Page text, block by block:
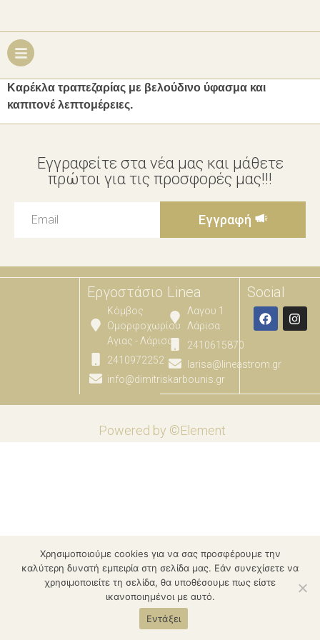
Καρέκλα τραπεζαρίας με βελούδινο ύφασμα και
καπιτονέ λεπτομέρειες.
Εγγραφείτε στα νέα μας και μάθετε
πρώτοι για τις προσφορές μας!!!
Εγγραφή
Εργοστάσιο
Κόμβος
Ομορφοχωρίου
Αγιας - Λάρισας
2410972252
info@dimitriskarbounis.gr
Linea
Λαγου 1
Λάρισα
2410615870
larisa@lineastrom.gr
Social
Powered by ©Element
Χρησιμοποιούμε cookies για να σας προσφέρουμε την
καλύτερη δυνατή εμπειρία στη σελίδα μας. Εάν συνεχίσετε να
χρησιμοποιείτε τη σελίδα, θα υποθέσουμε πως είστε
ικανοποιημένοι με αυτό.
Εντάξει